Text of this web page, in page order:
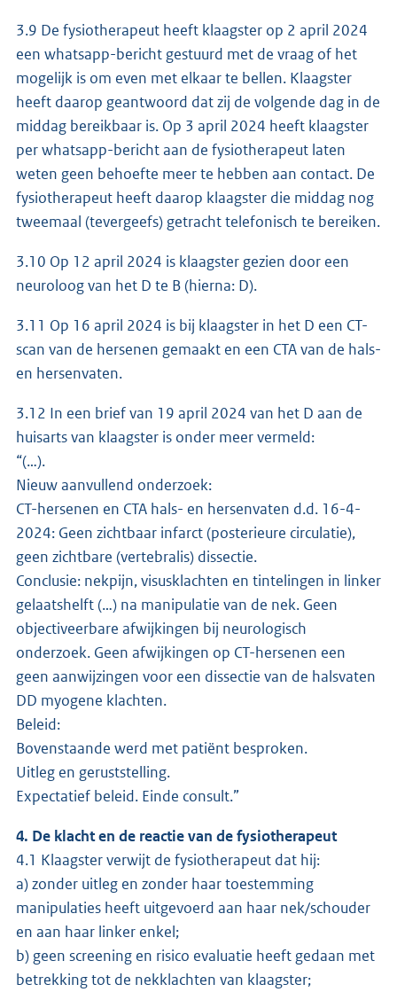
3.9 De fysiotherapeut heeft klaagster op 2 april 2024
een whatsapp-bericht gestuurd met de vraag of het
mogelijk is om even met elkaar te bellen. Klaagster
heeft daarop geantwoord dat zij de volgende dag in de
middag bereikbaar is. Op 3 april 2024 heeft klaagster
per whatsapp-bericht aan de fysiotherapeut laten
weten geen behoefte meer te hebben aan contact. De
fysiotherapeut heeft daarop klaagster die middag nog
tweemaal (tevergeefs) getracht telefonisch te bereiken.
3.10 Op 12 april 2024 is klaagster gezien door een
neuroloog van het D te B (hierna: D).
3.11 Op 16 april 2024 is bij klaagster in het D een CT-
scan van de hersenen gemaakt en een CTA van de hals-
en hersenvaten.
3.12 In een brief van 19 april 2024 van het D aan de
huisarts van klaagster is onder meer vermeld:
“(…).
Nieuw aanvullend onderzoek:
CT-hersenen en CTA hals- en hersenvaten d.d. 16-4-
2024: Geen zichtbaar infarct (posterieure circulatie),
geen zichtbare (vertebralis) dissectie.
Conclusie: nekpijn, visusklachten en tintelingen in linker
gelaatshelft (…) na manipulatie van de nek. Geen
objectiveerbare afwijkingen bij neurologisch
onderzoek. Geen afwijkingen op CT-hersenen een
geen aanwijzingen voor een dissectie van de halsvaten
DD myogene klachten.
Beleid:
Bovenstaande werd met patiënt besproken.
Uitleg en geruststelling.
Expectatief beleid. Einde consult.”
4. De klacht en de reactie van de fysiotherapeut
4.1 Klaagster verwijt de fysiotherapeut dat hij:
a) zonder uitleg en zonder haar toestemming
manipulaties heeft uitgevoerd aan haar nek/schouder
en aan haar linker enkel;
b) geen screening en risico evaluatie heeft gedaan met
betrekking tot de nekklachten van klaagster;